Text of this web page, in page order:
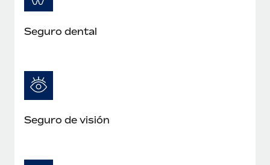
Seguro dental
Seguro de visión